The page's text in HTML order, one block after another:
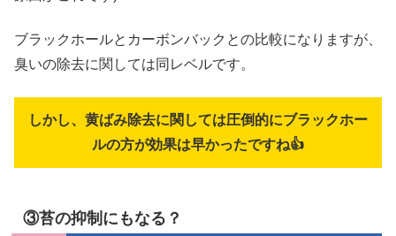
ブラックホールとカーボンバックとの比較になりますが、
臭いの除去に関しては同レベルです。
しかし、黄ばみ除去に関しては圧倒的にブラックホー
ルの方が効果は早かったですね👍
③苔の抑制にもなる？